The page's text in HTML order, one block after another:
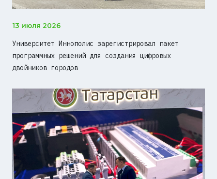
13 июля 2026
Университет Иннополис зарегистрировал пакет
программных решений для создания цифровых
двойников городов